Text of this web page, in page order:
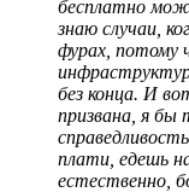
бесплатно
знаю случаи,
фурах, потому
без конца. И
призвана, я бы
плати, едешь
естественно,